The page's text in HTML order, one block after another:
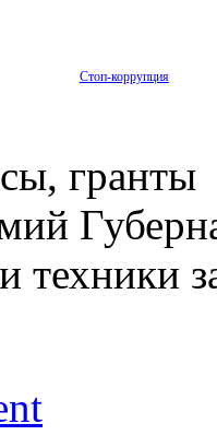
Стоп-коррупция
гранты
техники